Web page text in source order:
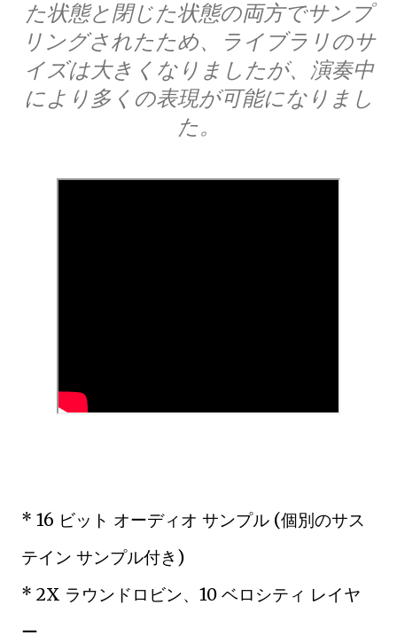
た状態と閉じた状態の両方でサンプ
リングされたため、ライブラリのサ
イズは大きくなりましたが、演奏中
により多くの表現が可能になりまし
た。
* 16 ビット オーディオ サンプル (個別のサス
テイン サンプル付き)
* 2X ラウンドロビン、10 ベロシティ レイヤ
ー